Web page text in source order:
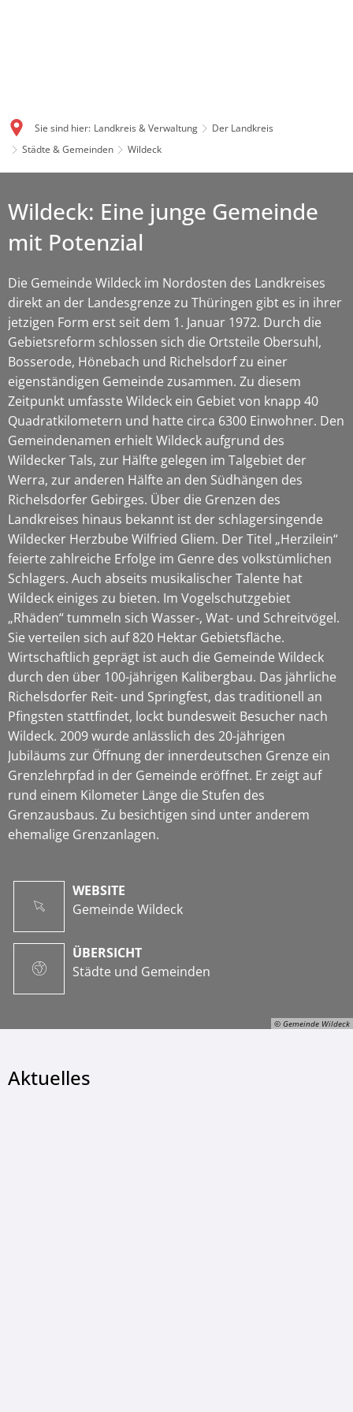
Sie sind hier: Landkreis & Verwaltung
Der Landkreis
Städte & Gemeinden
Wildeck
© Gemeinde Wildeck
Wildeck: Eine junge Gemeinde
mit Potenzial
Die Gemeinde Wildeck im Nordosten des Landkreises
direkt an der Landesgrenze zu Thüringen gibt es in ihrer
jetzigen Form erst seit dem 1. Januar 1972. Durch die
Gebietsreform schlossen sich die Ortsteile Obersuhl,
Bosserode, Hönebach und Richelsdorf zu einer
eigenständigen Gemeinde zusammen. Zu diesem
Zeitpunkt umfasste Wildeck ein Gebiet von knapp 40
Quadratkilometern und hatte circa 6300 Einwohner. Den
Gemeindenamen erhielt Wildeck aufgrund des
Wildecker Tals, zur Hälfte gelegen im Talgebiet der
Werra, zur anderen Hälfte an den Südhängen des
Richelsdorfer Gebirges. Über die Grenzen des
Landkreises hinaus bekannt ist der schlagersingende
Wildecker Herzbube Wilfried Gliem. Der Titel „Herzilein“
feierte zahlreiche Erfolge im Genre des volkstümlichen
Schlagers. Auch abseits musikalischer Talente hat
Wildeck einiges zu bieten. Im Vogelschutzgebiet
„Rhäden“ tummeln sich Wasser-, Wat- und Schreitvögel.
Sie verteilen sich auf 820 Hektar Gebietsfläche.
Wirtschaftlich geprägt ist auch die Gemeinde Wildeck
durch den über 100-jährigen Kalibergbau. Das jährliche
Richelsdorfer Reit- und Springfest, das traditionell an
Pfingsten stattfindet, lockt bundesweit Besucher nach
Wildeck. 2009 wurde anlässlich des 20-jährigen
Jubiläums zur Öffnung der innerdeutschen Grenze ein
Grenzlehrpfad in der Gemeinde eröffnet. Er zeigt auf
rund einem Kilometer Länge die Stufen des
Grenzausbaus. Zu besichtigen sind unter anderem
ehemalige Grenzanlagen.
WEBSITE
Gemeinde Wildeck
ÜBERSICHT
Städte und Gemeinden
Aktuelles